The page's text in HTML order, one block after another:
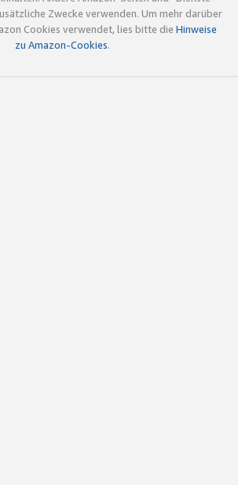
Zwecke verwenden. Um mehr darüber
Cookies verwendet, lies bitte die Hinweise
zu Amazon-Cookies.